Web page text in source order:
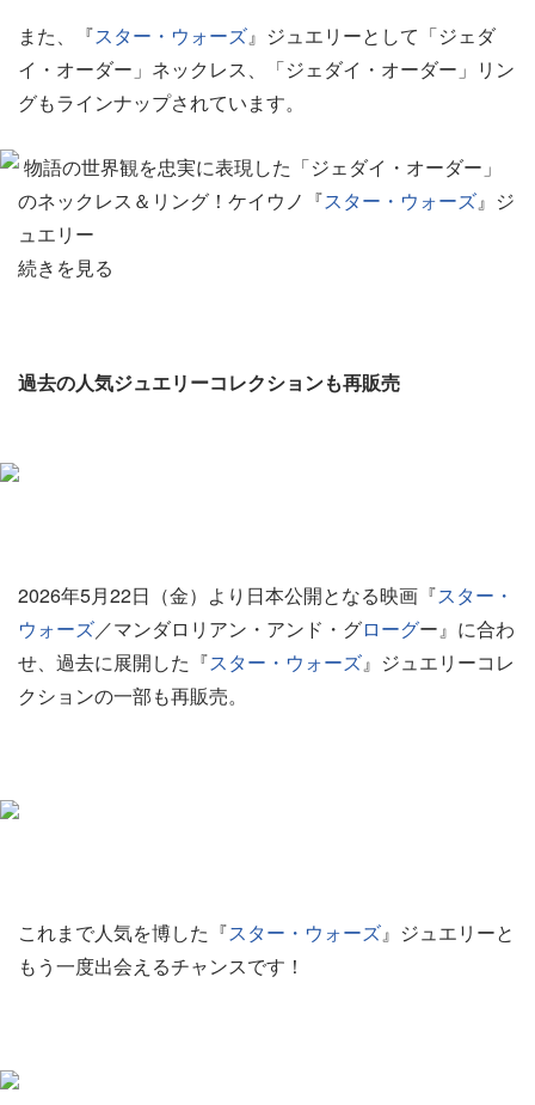
また、『スター・ウォーズ』ジュエリーとして「ジェダ
イ・オーダー」ネックレス、「ジェダイ・オーダー」リン
グもラインナップされています。
物語の世界観を忠実に表現した「ジェダイ・オーダー」
のネックレス＆リング！ケイウノ『スター・ウォーズ』ジ
ュエリー
続きを見る
過去の人気ジュエリーコレクションも再販売
2026年5月22日（金）より日本公開となる映画『スター・
ウォーズ／マンダロリアン・アンド・グローグー』に合わ
せ、過去に展開した『スター・ウォーズ』ジュエリーコレ
クションの一部も再販売。
これまで人気を博した『スター・ウォーズ』ジュエリーと
もう一度出会えるチャンスです！